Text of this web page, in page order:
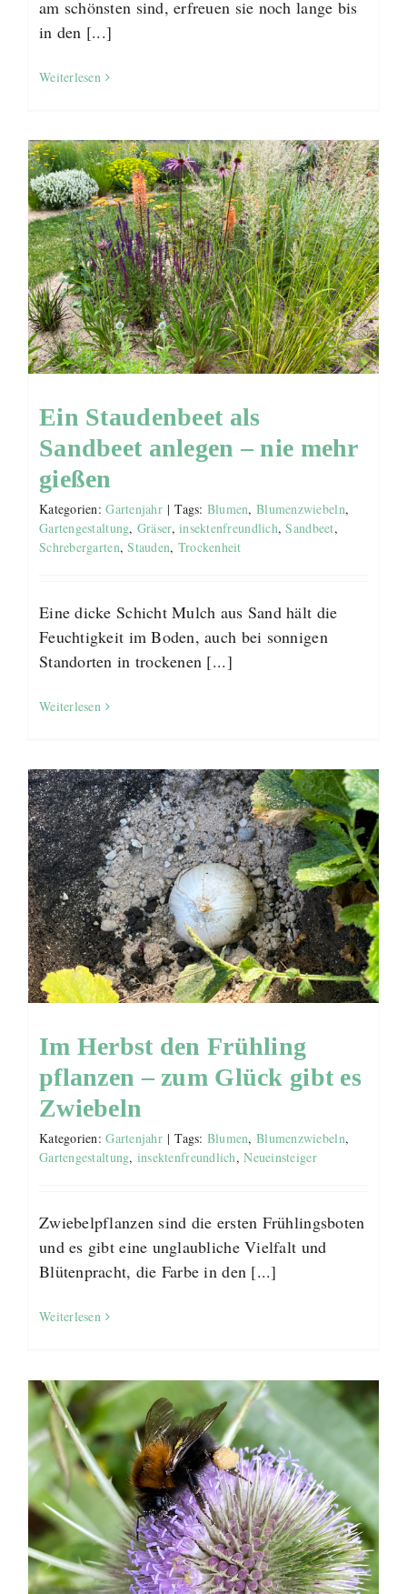
am schönsten sind, erfreuen sie noch lange bis
in den [...]
Weiterlesen
Ein Staudenbeet als
Sandbeet anlegen – nie mehr
gießen
Kategorien:Gartenjahr | Tags: Blumen,Blumenzwiebeln,
Gartengestaltung, Gräser,insektenfreundlich,Sandbeet,
Schrebergarten,Stauden, Trockenheit
Eine dicke Schicht Mulch aus Sand hält die
Feuchtigkeit im Boden, auch bei sonnigen
Standorten in trockenen [...]
Weiterlesen
Im Herbst den Frühling
pflanzen – zum Glück gibt es
Zwiebeln
Kategorien:Gartenjahr | Tags: Blumen,Blumenzwiebeln,
Gartengestaltung, insektenfreundlich,Neueinsteiger
Zwiebelpflanzen sind die ersten Frühlingsboten
und es gibt eine unglaubliche Vielfalt und
Blütenpracht, die Farbe in den [...]
Weiterlesen